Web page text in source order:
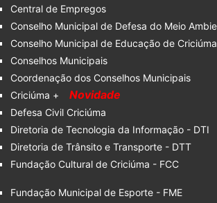
Central de Empregos
Conselho Municipal de Defesa do Meio
Conselho Municipal de Educação de
Conselhos Municipais
Coordenação dos Conselhos Municipais
Criciúma +
Novidade
Defesa Civil Criciúma
Diretoria de Tecnologia da Informação - DTI
Diretoria de Trânsito e Transporte - DTT
Fundação Cultural de Criciúma - FCC
Fundação Municipal de Esporte - FME